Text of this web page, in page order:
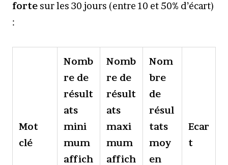
forte sur les 30 jours (entre 10 et 50% d’écart)
:
Mot
clé
Nomb
re de
résult
ats
mini
mum
affich
Nomb
re de
résult
ats
maxi
mum
affich
Nom
bre
de
résul
tats
moy
en
Ecar
t